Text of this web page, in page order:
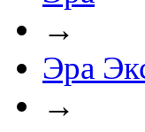
→
Эра
→